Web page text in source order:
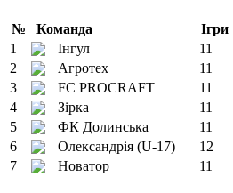
№ Команда Ігри
1
Інгул 11
2
Агротех 11
3
FC PROCRAFT 11
4
Зірка 11
5
ФК Долинська 11
6
Олександрія (U-17) 12
7
Новатор 11